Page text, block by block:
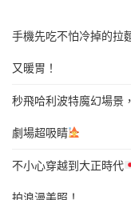
手機先吃不怕冷掉的拉
又暖胃！
秒飛哈利波特魔幻場景
劇場超吸睛
不小心穿越到大正時代
拍浪漫美照！